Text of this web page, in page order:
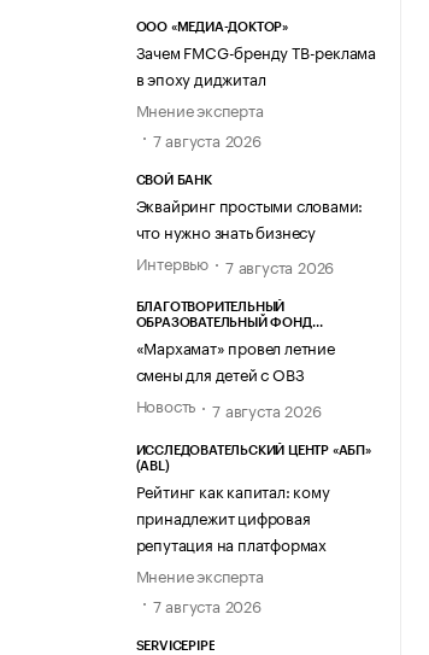
ООО «МЕДИА-ДОКТОР»
Зачем FMCG-бренду ТВ-реклама
в эпоху диджитал
Мнение эксперта
7 августа 2026
СВОЙ БАНК
Эквайринг простыми словами:
что нужно знать бизнесу
Интервью
7 августа 2026
БЛАГОТВОРИТЕЛЬНЫЙ
ОБРАЗОВАТЕЛЬНЫЙ ФОНД
«Мархамат» провел летние
смены для детей с ОВЗ
Новость
7 августа 2026
ИССЛЕДОВАТЕЛЬСКИЙ ЦЕНТР «АБП»
(ABL)
Рейтинг как капитал: кому
принадлежит цифровая
репутация на платформах
Мнение эксперта
7 августа 2026
SERVICEPIPE